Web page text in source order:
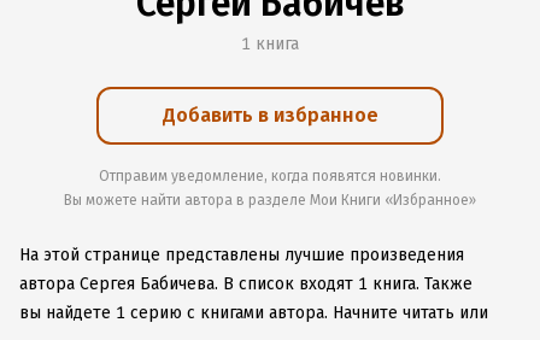
1 книга
Добавить в избранное
Отправим уведомление, когда появятся новинки.
Вы можете найти автора в разделе Мои Книги «Избранное»
На этой странице представлены лучшие произведения
автора Сергея Бабичева. В список входят 1 книга. Также
вы найдете 1 серию с книгами автора. Начните читать или